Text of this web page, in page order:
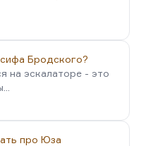
Бродского?
на эскалаторе - это
про Юза